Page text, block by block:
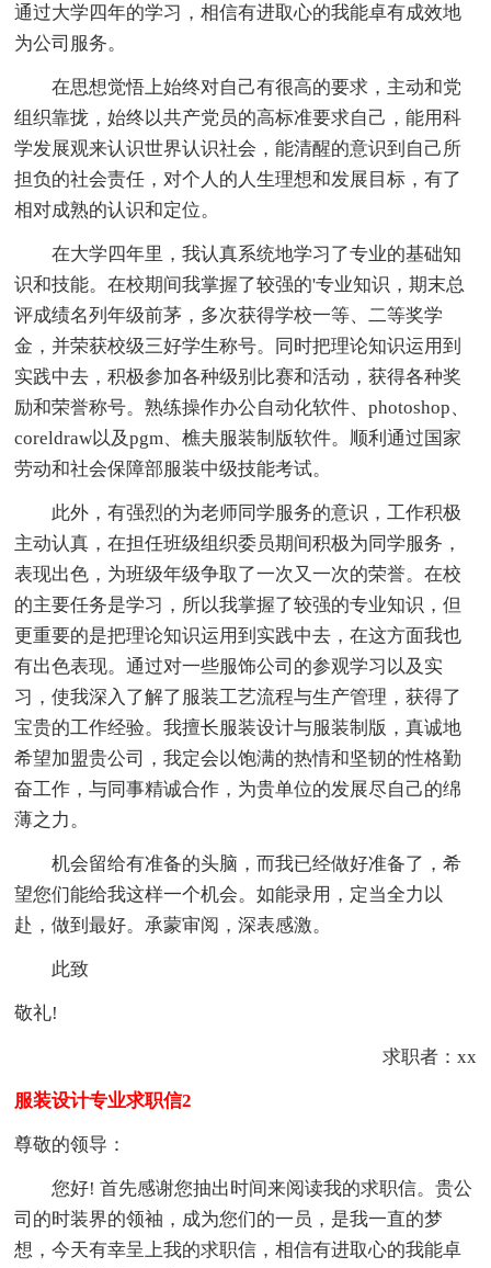
通过大学四年的学习，相信有进取心的我能卓有成效地
为公司服务。
在思想觉悟上始终对自己有很高的要求，主动和党
组织靠拢，始终以共产党员的高标准要求自己，能用科
学发展观来认识世界认识社会，能清醒的意识到自己所
担负的社会责任，对个人的人生理想和发展目标，有了
相对成熟的认识和定位。
在大学四年里，我认真系统地学习了专业的基础知
识和技能。在校期间我掌握了较强的'专业知识，期末总
评成绩名列年级前茅，多次获得学校一等、二等奖学
金，并荣获校级三好学生称号。同时把理论知识运用到
实践中去，积极参加各种级别比赛和活动，获得各种奖
励和荣誉称号。熟练操作办公自动化软件、photoshop、
coreldraw以及pgm、樵夫服装制版软件。顺利通过国家
劳动和社会保障部服装中级技能考试。
此外，有强烈的为老师同学服务的意识，工作积极
主动认真，在担任班级组织委员期间积极为同学服务，
表现出色，为班级年级争取了一次又一次的荣誉。在校
的主要任务是学习，所以我掌握了较强的专业知识，但
更重要的是把理论知识运用到实践中去，在这方面我也
有出色表现。通过对一些服饰公司的参观学习以及实
习，使我深入了解了服装工艺流程与生产管理，获得了
宝贵的工作经验。我擅长服装设计与服装制版，真诚地
希望加盟贵公司，我定会以饱满的热情和坚韧的性格勤
奋工作，与同事精诚合作，为贵单位的发展尽自己的绵
薄之力。
机会留给有准备的头脑，而我已经做好准备了，希
望您们能给我这样一个机会。如能录用，定当全力以
赴，做到最好。承蒙审阅，深表感激。
此致
敬礼!
求职者：xx
服装设计专业求职信2
尊敬的领导：
您好! 首先感谢您抽出时间来阅读我的求职信。贵公
司的时装界的领袖，成为您们的一员，是我一直的梦
想，今天有幸呈上我的求职信，相信有进取心的我能卓